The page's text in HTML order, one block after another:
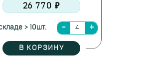
26 770 ₽
> 10шт.
В КОРЗИНУ